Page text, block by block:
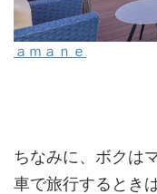
ａｍａｎｅ
ちなみに、ボクは
車で旅行するとき